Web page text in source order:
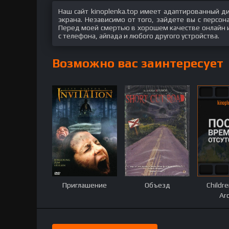
Наш сайт kinoplenka.top имеет адаптированный
экрана. Независимо от того, зайдете вы с
Перед моей смертью в хорошем качестве онлайн
с телефона, айпада и любого другого устройства.
Возможно вас заинтересует
Приглашение Объезд